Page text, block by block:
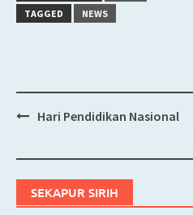
TAGGED
NEWS
Hari Pendidikan Nasional
SEKAPUR SIRIH